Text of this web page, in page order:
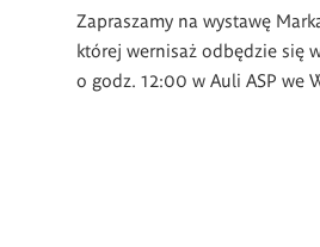
Zapraszamy na wystawę
której wernisaż odbędzie się
o godz. 12:00 w Auli ASP we